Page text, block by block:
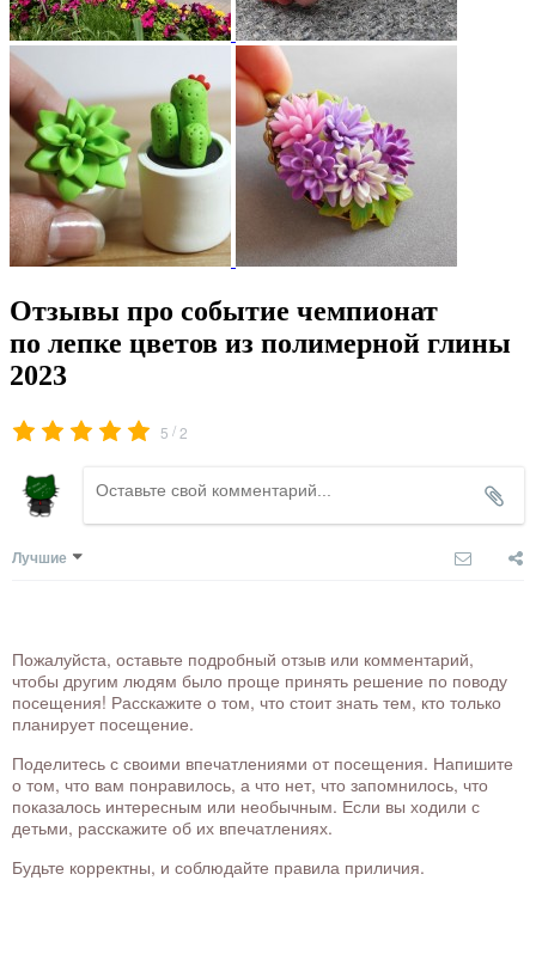
Отзывы про событие чемпионат
по лепке цветов из полимерной глины
2023
5 /2
Лучшие
Пожалуйста, оставьте подробный отзыв или комментарий,
чтобы другим людям было проще принять решение по поводу
посещения! Расскажите о том, что стоит знать тем, кто только
планирует посещение.
Поделитесь с своими впечатлениями от посещения. Напишите
о том, что вам понравилось, а что нет, что запомнилось, что
показалось интересным или необычным. Если вы ходили с
детьми, расскажите об их впечатлениях.
Будьте корректны, и соблюдайте правила приличия.